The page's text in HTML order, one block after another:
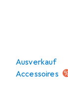
Ausverkauf
Accessoires